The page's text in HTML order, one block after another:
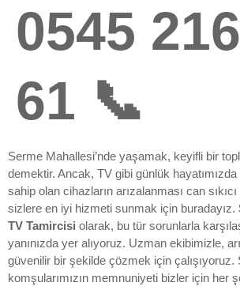
0545
61 📞
Serme Mahallesi’nde yaşamak, keyifli bir
demektir. Ancak, TV gibi günlük
sahip olan cihazların arızalanması can
sizlere en iyi hizmeti sunmak için buradayız.
TV Tamircisi olarak, bu tür sorunlarla
yanınızda yer alıyoruz. Uzman ekibimizle,
güvenilir bir şekilde çözmek için çalışıyoruz.
komşularımızın memnuniyeti bizler için her